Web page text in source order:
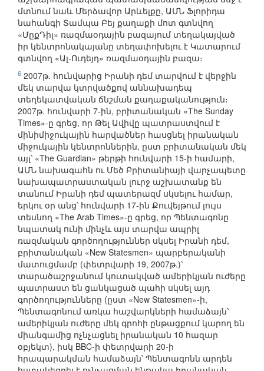
մտնում նաև Մերձավոր Արևելքը, ԱՄՆ Ֆլորիդա
նահանգի Տամպա Բեյ քաղաքի մոտ գտնվող
«ՄըքԴիլ» ռազմաօդային բազայում տեղակայված
իր կենտրոնակայանը տեղափոխելու է Կատարում
գտնվող «Ալ-Ուդեյդ» ռազմաօդային բազա։
6 2007թ. հունվարից Իրանի դեմ տարվում է վերջին
մեկ տարվա կտրվածքով աննախադեպ
տեղեկատվական ճնշման քաղաքականություն։
2007թ. հունվարի 7-ին, բրիտանական «The Sunday
Times»-ը գրեց, որ Թել Ավիվը պատրաստվում է
մինիմիջուկային հարվածներ հասցնել իրանական
միջուկային կենտրոններին, ըստ բրիտանական մեկ
այլ՝ «The Guardian» թերթի հունվարի 15-ի համարի,
ԱՄՆ նախագահն ու Մեծ Բրիտանիայի վարչապետը
նախապատրաստական լուրջ աշխատանք են
տանում Իրանի դեմ պատերազմ սկսելու համար,
երկու օր անց՝ հունվարի 17-ին Քուվեյթում լույս
տեսնող «The Arab Times»-ը գրեց, որ Պենտագոնը
նպատակ ունի մինչև այս տարվա ապրիլ
ռազմական գործողություններ սկսել Իրանի դեմ,
բրիտանական «New Statesmen» պարբերականի
մատուցմամբ (փետրվարի 19, 2007թ.)՝
տարածաշրջանում կուտակված ամերիկյան ուժերը
պատրաստ են ցանկացած պահի սկսել այդ
գործողությունները (ըստ «New Statesmen»-ի,
Պենտագոնում առկա հաշվարկների համաձայն՝
ամերիկյան ուժերը մեկ գրոհի ընթացքում կարող են
միանգամից ոչնչացնել իրանական 10 հազար
օբյեկտ), իսկ BBC-ի փետրվարի 20-ի
հրապարակման համաձայն՝ Պենտագոնն արդեն